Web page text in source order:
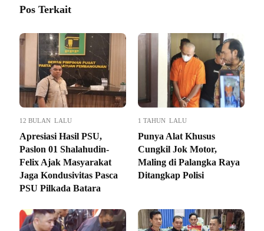
Pos Terkait
12 BULAN LALU
Apresiasi Hasil PSU,
Paslon 01 Shalahudin-
Felix Ajak Masyarakat
Jaga Kondusivitas Pasca
PSU Pilkada Batara
1 TAHUN LALU
Punya Alat Khusus
Cungkil Jok Motor,
Maling di Palangka Raya
Ditangkap Polisi